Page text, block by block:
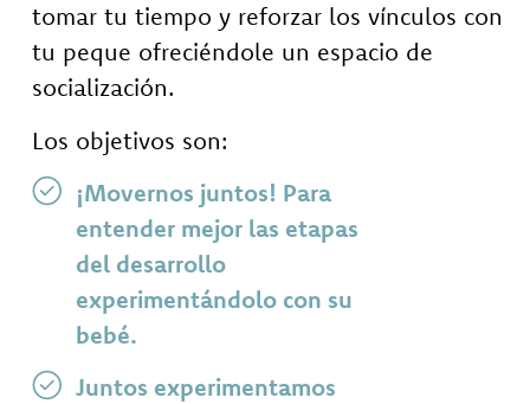
tomar tu tiempo y reforzar los vínculos con
tu peque ofreciéndole un espacio de
socialización.
Los objetivos son:
¡Movernos juntos! Para
entender mejor las etapas
del desarrollo
experimentándolo con su
bebé.
Juntos experimentamos